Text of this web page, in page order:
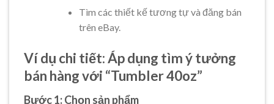
Tìm các thiết kế tương tự và đăng bán
trên eBay.
Ví dụ chi tiết: Áp dụng tìm ý tưởng
bán hàng với “Tumbler 40oz”
Bước 1: Chọn sản phẩm